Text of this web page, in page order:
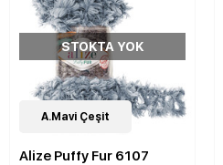
14Çeşit
STOKTA YOK
A.Mavi Çeşit
Alize Puffy Fur 6107